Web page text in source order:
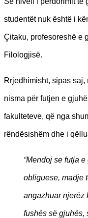
studentët nuk është i
Çitaku, profesoreshë e
Filologjisë.
Rrjedhimisht, sipas
nisma për futjen e
fakulteteve, që nga
rëndësishëm dhe i
“Mendoj se futja
obliguese, madje
angazhuar njerëz
fushës së gjuhës,